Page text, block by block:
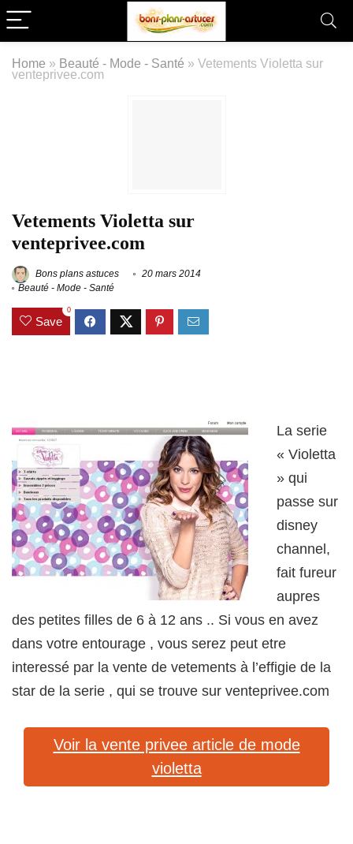
Home » Beauté - Mode - Santé » Vetements Violetta sur
venteprivee.com
Vetements Violetta sur
venteprivee.com
Bons plans astuces
20 mars 2014
Beauté - Mode - Santé
Save
0
La serie
« Violetta
» qui
passe sur
disney
channel,
fait fureur
aupres
des petites filles de 6 à 12 ans .. Si vous en avez
dans votre entourage , vous serez peut etre
interessé par la vente de vetements à l’effigie de la
star de la serie , qui se trouve sur venteprivee.com
Voir la vente privee article de mode
violetta